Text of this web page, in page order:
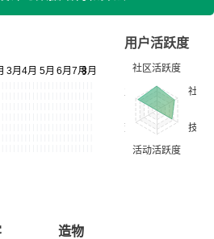
用户活跃度
造物